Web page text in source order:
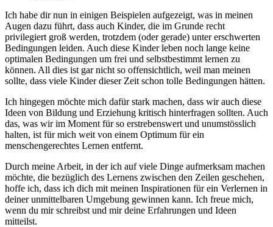
Ich habe dir nun in einigen Beispielen aufgezeigt, was in meinen
Augen dazu führt, dass auch Kinder, die im Grunde recht
privilegiert groß werden, trotzdem (oder gerade) unter erschwerten
Bedingungen leiden. Auch diese Kinder leben noch lange keine
optimalen Bedingungen um frei und selbstbestimmt lernen zu
können. All dies ist gar nicht so offensichtlich, weil man meinen
sollte, dass viele Kinder dieser Zeit schon tolle Bedingungen hätten.
Ich hingegen möchte mich dafür stark machen, dass wir auch diese
Ideen von Bildung und Erziehung kritisch hinterfragen sollten. Auch
das, was wir im Moment für so erstrebenswert und unumstösslich
halten, ist für mich weit von einem Optimum für ein
menschengerechtes Lernen entfernt.
Durch meine Arbeit, in der ich auf viele Dinge aufmerksam machen
möchte, die bezüglich des Lernens zwischen den Zeilen geschehen,
hoffe ich, dass ich dich mit meinen Inspirationen für ein Verlernen in
deiner unmittelbaren Umgebung gewinnen kann. Ich freue mich,
wenn du mir schreibst und mir deine Erfahrungen und Ideen
mitteilst.